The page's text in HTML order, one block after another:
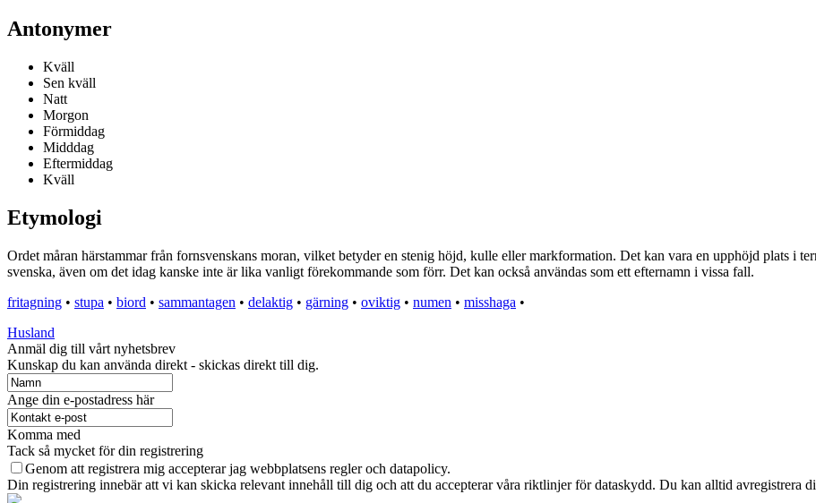
Antonymer
Kväll
Sen kväll
Natt
Morgon
Förmiddag
Midddag
Eftermiddag
Kväll
Etymologi
Ordet måran härstammar från fornsvenskans moran, vilket betyder en stenig höjd, kulle eller markformation. Det kan vara en upphöjd plats i
svenska, även om det idag kanske inte är lika vanligt förekommande som förr. Det kan också användas som ett efternamn i vissa fall.
fritagning • stupa • biord • sammantagen • delaktig • gärning • oviktig • numen • misshaga •
Husland
Anmäl dig till vårt nyhetsbrev
Kunskap du kan använda direkt - skickas direkt till dig.
Ange din e-postadress här
Komma med
Tack så mycket för din registrering
Genom att registrera mig accepterar jag webbplatsens regler och datapolicy.
Din registrering innebär att vi kan skicka relevant innehåll till dig och att du accepterar våra riktlinjer för dataskydd. Du kan alltid avregistrera